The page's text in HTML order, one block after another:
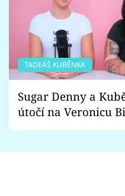
TADEÁŠ KUBĚNKA
Sugar Denny a
útočí na Veronicu
Proč je podle nich